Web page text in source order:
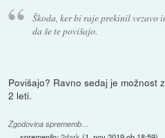
Škoda, ker bi raje prekinil vezavo
da še te povišajo.
Povišajo? Ravno sedaj je možnost
2 leti.
Zgodovina sprememb…